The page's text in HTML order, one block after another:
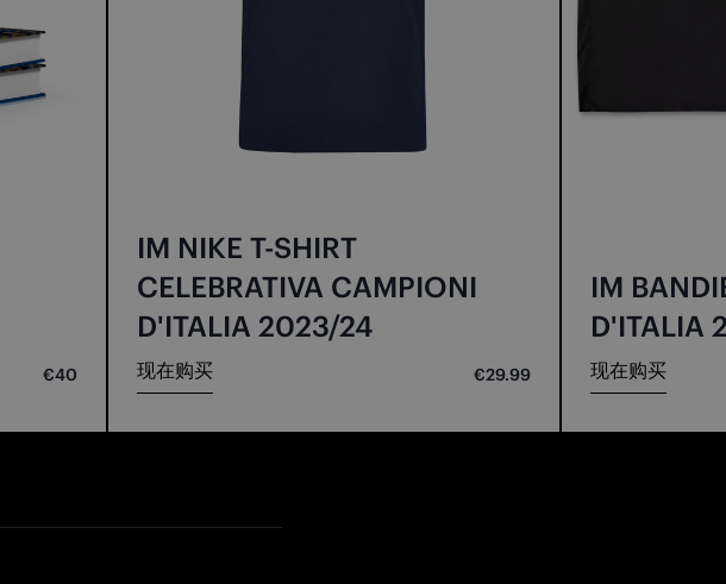
€40
IM NIKE T-SHIRT
CELEBRATIVA CAMPIONI
D'ITALIA 2023/24
现在购买 €29.99
IM
D'ITALIA
现在购买